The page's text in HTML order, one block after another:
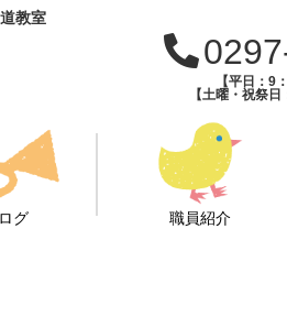
教室
【平日：9
【土曜・祝祭
グ 職員紹介